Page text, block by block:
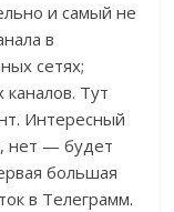
и самый не
в
сетях;
каналов. Тут
Интересный
нет — будет
большая
в Телеграмм.